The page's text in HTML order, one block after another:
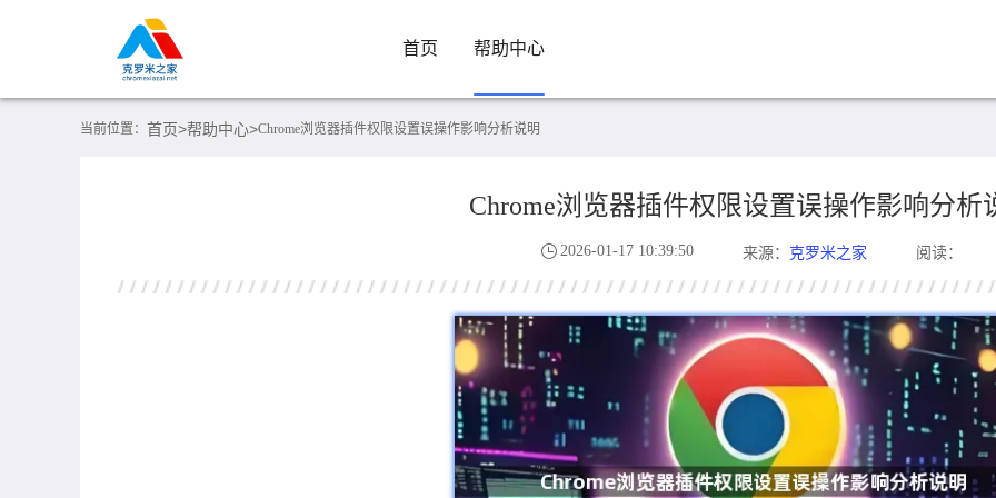
首页 帮助中心
当前位置： 首页>帮助中心>Chrome浏览器插件权限设置误操作影响分析说明
Chrome浏览器插件权限设置误操作影响分析
2026-01-17 10:39:50 来源： 克罗米之家 阅读：